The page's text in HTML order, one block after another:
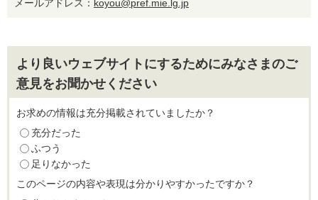
メールアドレス： koyou@pref.mie.lg.jp
より良いウェブサイトにするためにみなさまのご
意見をお聞かせください
お求めの情報は充分掲載されていましたか？
充分だった
ふつう
足りなかった
このページの内容や表現は分かりやすかったですか？